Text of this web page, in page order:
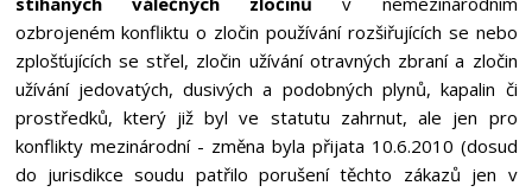
ozbrojeném konfliktu o zločin používání rozšiřujících se nebo
zplošťujících se střel, zločin užívání otravných zbraní a zločin
užívání jedovatých, dusivých a podobných plynů, kapalin či
prostředků, který již byl ve statutu zahrnut, ale jen pro
konflikty mezinárodní - změna byla přijata 10.6.2010 (dosud
do jurisdikce soudu patřilo porušení těchto zákazů jen v